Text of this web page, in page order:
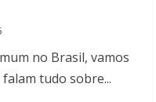
no Brasil, vamos
tudo sobre...